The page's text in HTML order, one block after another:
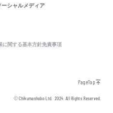
ーシャルメディア
に関する基本方針免責事項
PageTop
© Chikumashobo Ltd.2024 All Rights Reserved.